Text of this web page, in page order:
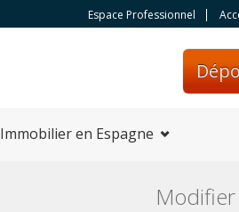
Espace Professionnel
Immobilier en Espagne